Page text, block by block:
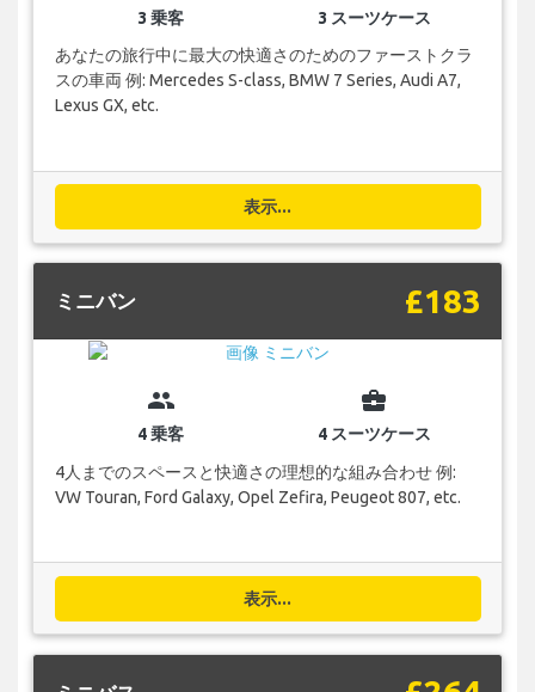
3 乗客
3 スーツケース
あなたの旅行中に最大の快適さのためのファーストクラ
スの車両 例: Mercedes S-class, BMW 7 Series, Audi A7,
Lexus GX, etc.
表示...
ミニバン £183
group
4 乗客
business_center
4 スーツケース
4人までのスペースと快適さの理想的な組み合わせ 例:
VW Touran, Ford Galaxy, Opel Zefira, Peugeot 807, etc.
表示...